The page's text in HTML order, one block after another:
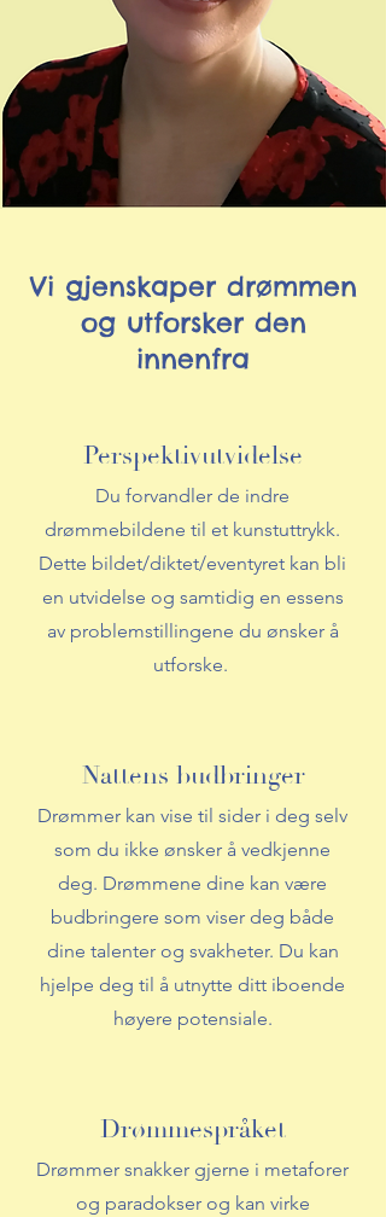
Vi gjenskaper drømmen
og utforsker den
innenfra
Perspektivutvidelse
Du forvandler de indre
drømmebildene til et kunstuttrykk.
Dette bildet/diktet/eventyret kan bli
en utvidelse og samtidig en essens
av problemstillingene du ønsker å
utforske.
Nattens budbringer
Drømmer kan vise til sider i deg selv
som du ikke ønsker å vedkjenne
deg. Drømmene dine kan være
budbringere som viser deg både
dine talenter og svakheter. Du kan
hjelpe deg til å utnytte ditt iboende
høyere potensiale.
Drømmespråket
Drømmer snakker gjerne i metaforer
og paradokser og kan virke